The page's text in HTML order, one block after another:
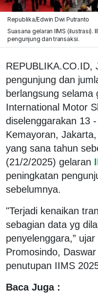
Republika/Edwin Dwi Putranto
Suasana gelaran IIMS (ilustrasi).
pengunjung dan transaksi.
REPUBLIKA.CO.ID,
pengunjung dan
berlangsung
International Motor
diselenggarakan 13
Kemayoran,
yang sana tahun
(21/2/2025) gelaran
peningkatan
sebelumnya.
"Terjadi kenaikan
sebagian data yg
penyelenggara,”
Promosindo,
penutupan IIMS
Baca Juga :